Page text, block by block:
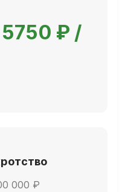
5750 ₽ /
000 ₽